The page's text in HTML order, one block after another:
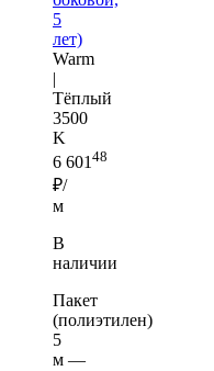
5
лет)
Warm
|
Тёплый
3500
K
6 601 48
₽/
м
В
наличии
Пакет
(полиэтилен)
5
м —